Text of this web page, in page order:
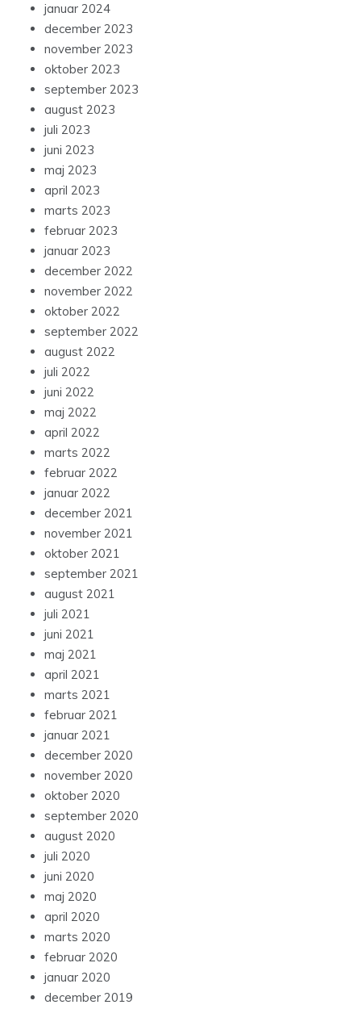
januar 2024
december 2023
november 2023
oktober 2023
september 2023
august 2023
juli 2023
juni 2023
maj 2023
april 2023
marts 2023
februar 2023
januar 2023
december 2022
november 2022
oktober 2022
september 2022
august 2022
juli 2022
juni 2022
maj 2022
april 2022
marts 2022
februar 2022
januar 2022
december 2021
november 2021
oktober 2021
september 2021
august 2021
juli 2021
juni 2021
maj 2021
april 2021
marts 2021
februar 2021
januar 2021
december 2020
november 2020
oktober 2020
september 2020
august 2020
juli 2020
juni 2020
maj 2020
april 2020
marts 2020
februar 2020
januar 2020
december 2019